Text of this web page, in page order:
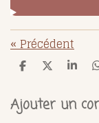
«Précédent
P
t
a
P
t
a
P
t
a
t
Ajouter un